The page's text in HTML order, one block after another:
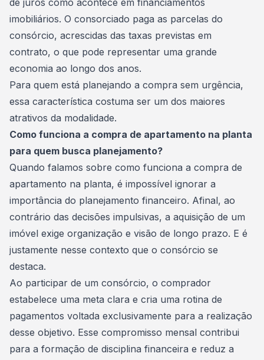
de juros como acontece em financiamentos
imobiliários. O consorciado paga as parcelas do
consórcio, acrescidas das taxas previstas em
contrato, o que pode representar uma grande
economia ao longo dos anos.
Para quem está planejando a compra sem urgência,
essa característica costuma ser um dos maiores
atrativos da modalidade.
Como funciona a compra de apartamento na planta
para quem busca planejamento?
Quando falamos sobre como funciona a compra de
apartamento na planta, é impossível ignorar a
importância do planejamento financeiro. Afinal, ao
contrário das decisões impulsivas, a aquisição de um
imóvel exige organização e visão de longo prazo. E é
justamente nesse contexto que o consórcio se
destaca.
Ao participar de um consórcio, o comprador
estabelece uma meta clara e cria uma rotina de
pagamentos voltada exclusivamente para a realização
desse objetivo. Esse compromisso mensal contribui
para a formação de disciplina financeira e reduz a